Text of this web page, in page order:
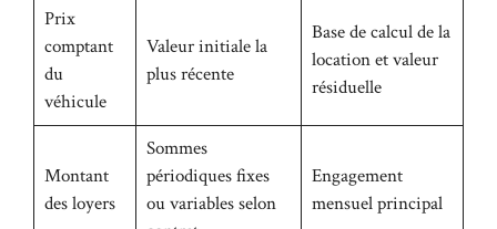
Prix
comptant
du
véhicule
Valeur initiale la
plus récente
Base de calcul de la
location et valeur
résiduelle
Montant
des loyers
Sommes
périodiques fixes
ou variables selon
Engagement
mensuel principal